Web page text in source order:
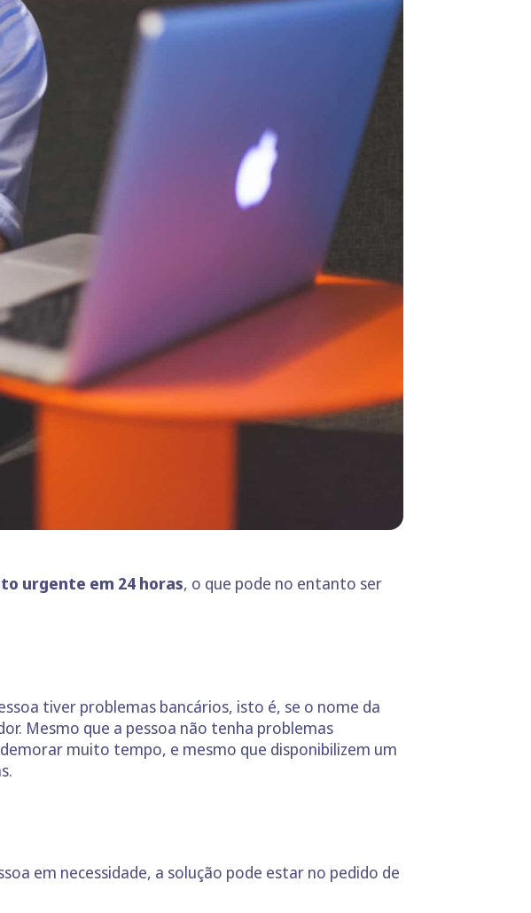
urgente em 24 horas, o que pode no entanto ser
tiver problemas bancários, isto é, se o nome da
Mesmo que a pessoa não tenha problemas
muito tempo, e mesmo que disponibilizem um
em necessidade, a solução pode estar no pedido de